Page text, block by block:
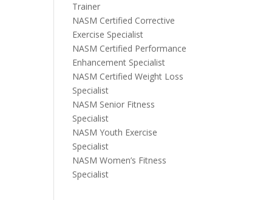
Trainer
NASM Certified Corrective
Exercise Specialist
NASM Certified Performance
Enhancement Specialist
NASM Certified Weight Loss
Specialist
NASM Senior Fitness
Specialist
NASM Youth Exercise
Specialist
NASM Women’s Fitness
Specialist